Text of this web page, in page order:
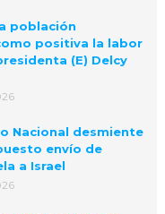
población
positiva la labor
(E) Delcy
Nacional desmiente
envío de
a Israel